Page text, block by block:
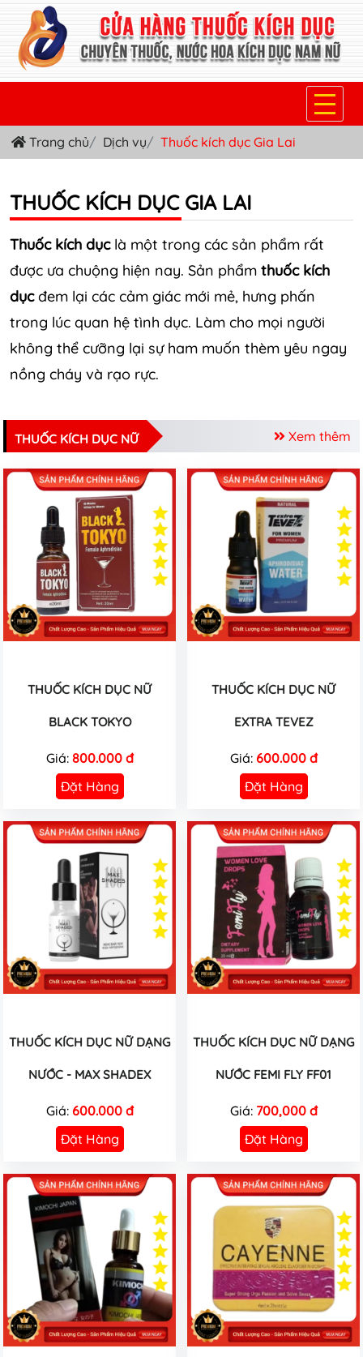
TRANG CHỦ
THUỐC NƯỚC KÍCH DỤC NAM
THUỐC VIÊN KÍCH DỤC NAM
SẢN PHẨM KHÁC
TIN TỨC & BLOG
Trang chủ Dịch vụ Thuốc kích dục Gia Lai
THUỐC KÍCH DỤC GIA LAI
Thuốc kích dụclà một trong các sản phẩm rất
được ưa chuộng hiện nay. Sản phẩm thuốc kích
dụcđem lại các cảm giác mới mẻ, hưng phấn
trong lúc quan hệ tình dục. Làm cho mọi người
không thể cưỡng lại sự ham muốn thèm yêu ngay
nồng cháy và rạo rực.
Xem thêm
THUỐC KÍCH DỤC NỮ
THUỐC KÍCH DỤC NỮ
BLACK TOKYO
Giá: 800.000 đ
Đặt Hàng
THUỐC KÍCH DỤC NỮ
EXTRA TEVEZ
Giá: 600.000 đ
Đặt Hàng
THUỐC KÍCH DỤC NỮ DẠNG
NƯỚC - MAX SHADEX
Giá: 600.000 đ
Đặt Hàng
THUỐC KÍCH DỤC NỮ DẠNG
NƯỚC FEMI FLY FF01
Giá: 700,000 đ
Đặt Hàng